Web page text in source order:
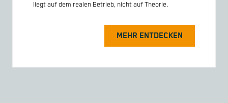
liegt auf dem realen Betrieb, nicht auf Theorie.
MEHR ENTDECKEN